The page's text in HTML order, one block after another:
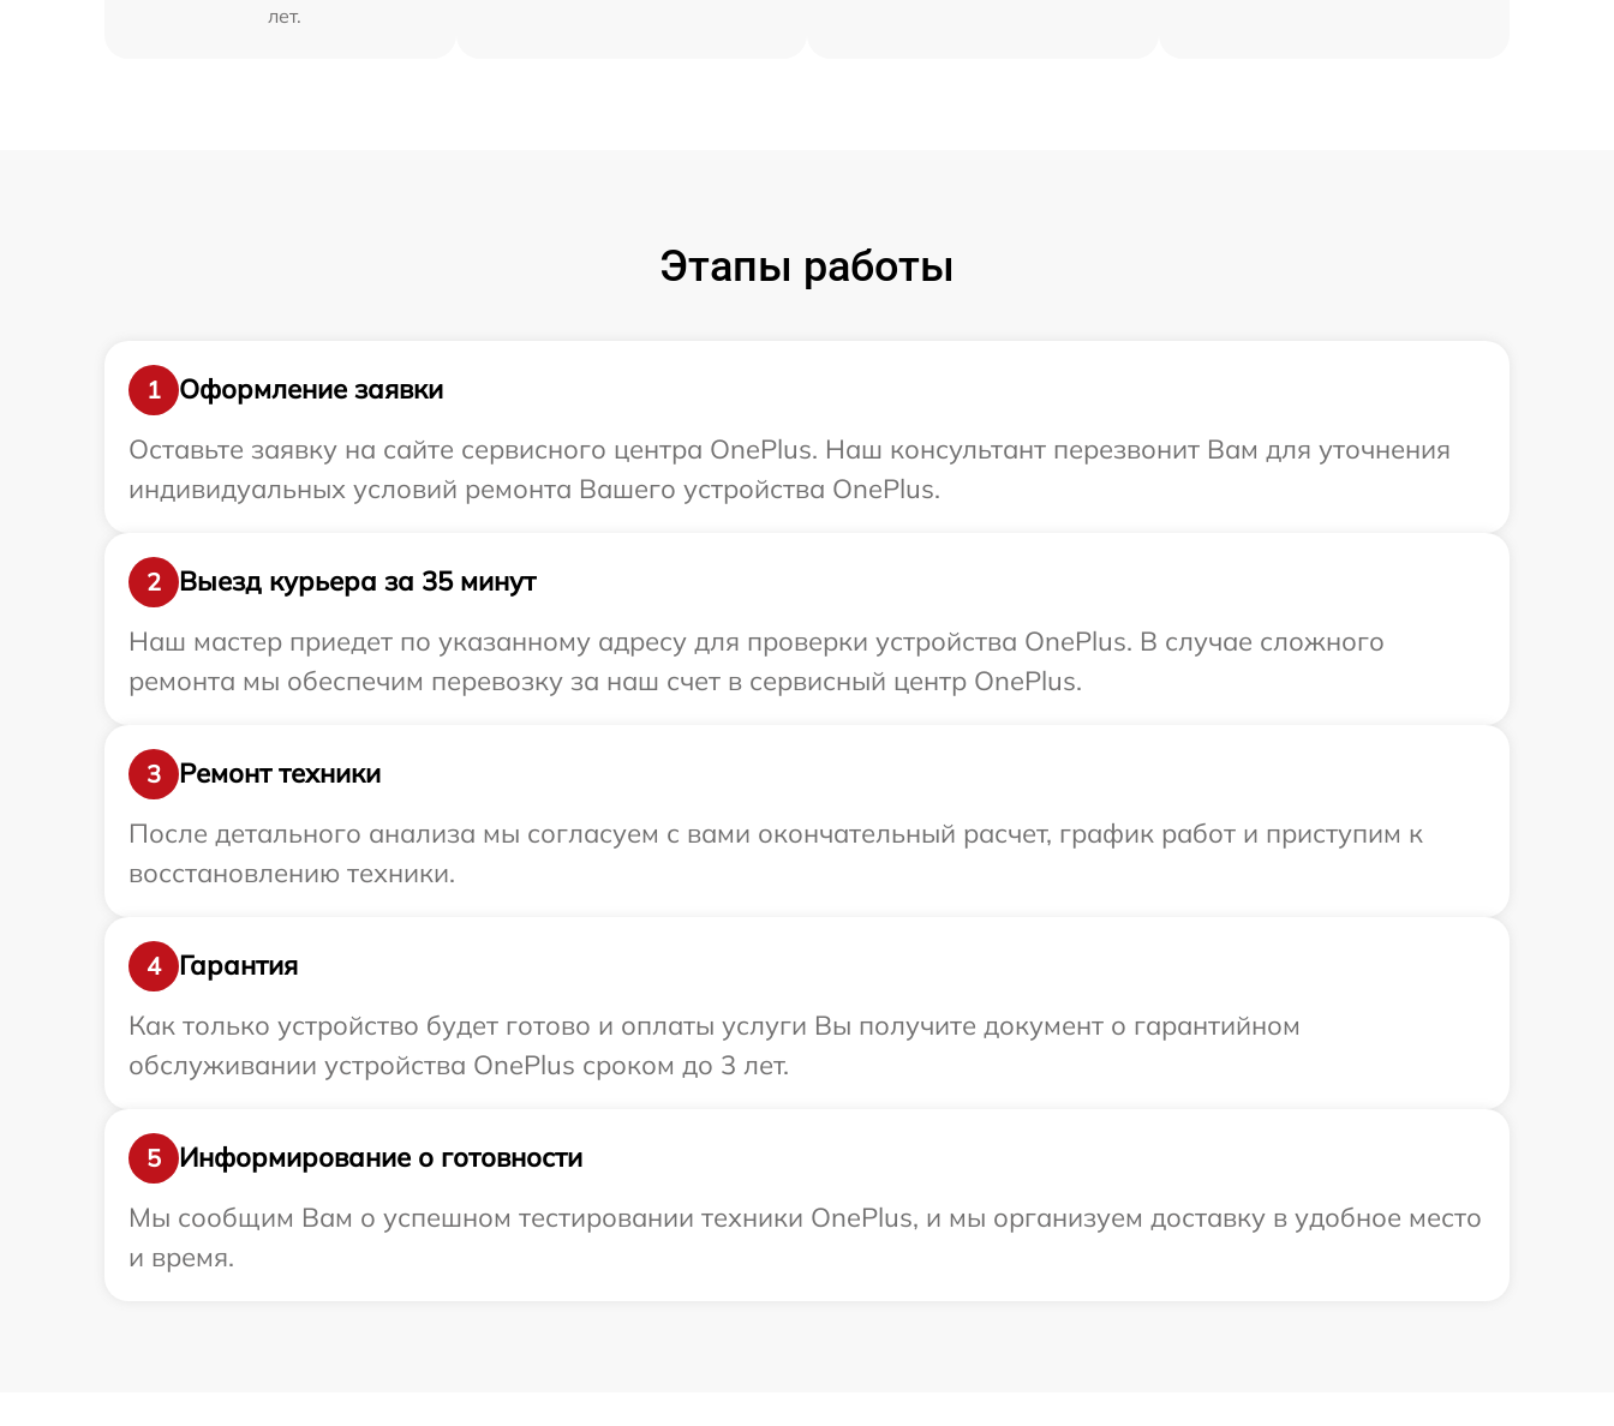
лет.
Этапы работы
1
Оформление заявки
Оставьте заявку на сайте сервисного центра OnePlus. Наш консультант перезвонит Вам для уточнения
индивидуальных условий ремонта Вашего устройства OnePlus.
2
Выезд курьера за 35 минут
Наш мастер приедет по указанному адресу для проверки устройства OnePlus. В случае сложного
ремонта мы обеспечим перевозку за наш счет в сервисный центр OnePlus.
3
Ремонт техники
После детального анализа мы согласуем с вами окончательный расчет, график работ и приступим к
восстановлению техники.
4
Гарантия
Как только устройство будет готово и оплаты услуги Вы получите документ о гарантийном
обслуживании устройства OnePlus сроком до 3 лет.
5
Информирование о готовности
Мы сообщим Вам о успешном тестировании техники OnePlus, и мы организуем доставку в удобное место
и время.